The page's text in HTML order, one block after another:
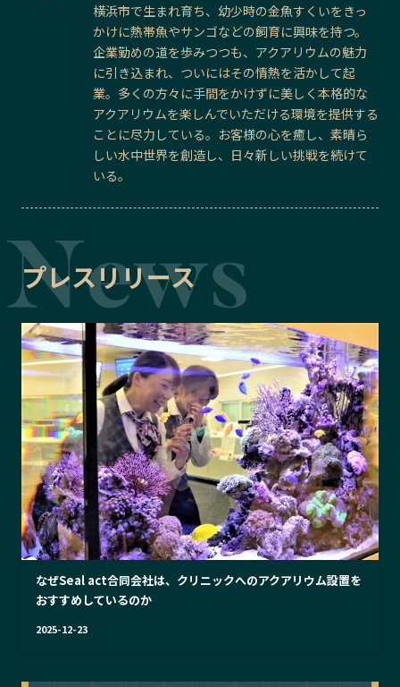
横浜市で生まれ育ち、幼少時の金魚すくいをきっ
かけに熱帯魚やサンゴなどの飼育に興味を持つ。
企業勤めの道を歩みつつも、アクアリウムの魅力
に引き込まれ、ついにはその情熱を活かして起
業。多くの方々に手間をかけずに美しく本格的な
アクアリウムを楽しんでいただける環境を提供する
ことに尽力している。お客様の心を癒し、素晴ら
しい水中世界を創造し、日々新しい挑戦を続けて
いる。
プレスリリース
なぜSeal act合同会社は、クリニックへのアクアリウム設置を
おすすめしているのか
2025-12-23